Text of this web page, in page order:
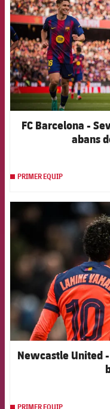
FC Barcelona -
abans
PRIMER EQUIP
Newcastle United
PRIMER EQUIP